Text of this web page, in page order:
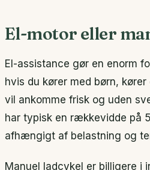
El-motor eller
El-assistance gør en enorm
hvis du kører med børn,
vil ankomme frisk og uden
har typisk en rækkevidde på
afhængigt af belastning og
Manuel ladcykel er billigere i